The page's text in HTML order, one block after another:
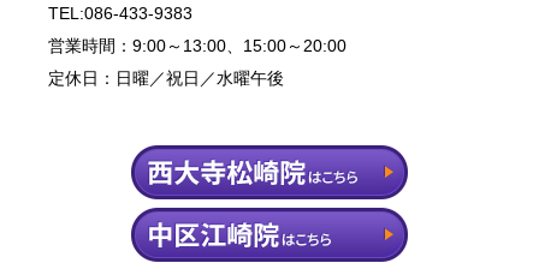
TEL:086-433-9383
営業時間：9:00～13:00、15:00～20:00
定休日：日曜／祝日／水曜午後